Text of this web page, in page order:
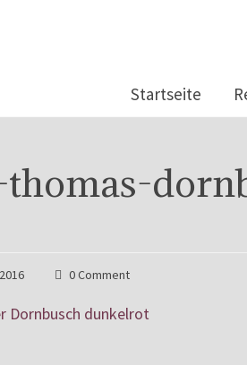
Startseite
0 Comment